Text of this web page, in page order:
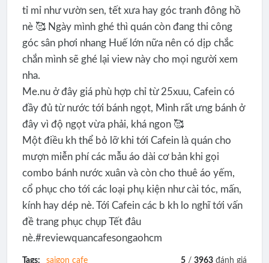
tỉ mỉ như vườn sen, tết xưa hay góc tranh đông hồ
nè 🥰 Ngày mình ghé thì quán còn đang thi công
góc sân phơi nhang Huế lớn nữa nên có dịp chắc
chắn mình sẽ ghé lại view này cho mọi người xem
nha.
Me.nu ở đây giá phù hợp chỉ từ 25xuu, Cafein có
đầy đủ từ nước tới bánh ngọt, Mình rất ưng bánh ở
đây vì độ ngọt vừa phải, khá ngon 🥰
Một điều kh thể bỏ lỡ khi tới Cafein là quán cho
mượn miễn phí các mẫu áo dài cơ bản khi gọi
combo bánh nước xuân và còn cho thuê áo yếm,
cổ phục cho tới các loại phụ kiện như cài tóc, mấn,
kính hay dép nè. Tới Cafein các b kh lo nghĩ tới vấn
đề trang phục chụp Tết đâu
nè.#reviewquancafesongaohcm
Tags: saigon cafe 5 /3963 đánh giá